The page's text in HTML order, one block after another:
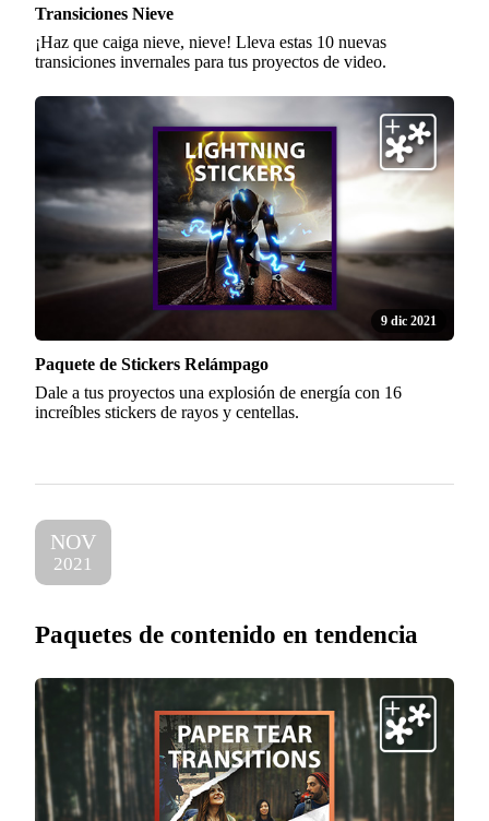
Transiciones Nieve
¡Haz que caiga nieve, nieve! Lleva estas 10 nuevas
transiciones invernales para tus proyectos de video.
9 dic 2021
Paquete de Stickers Relámpago
Dale a tus proyectos una explosión de energía con 16
increíbles stickers de rayos y centellas.
NOV
2021
Paquetes de contenido en tendencia